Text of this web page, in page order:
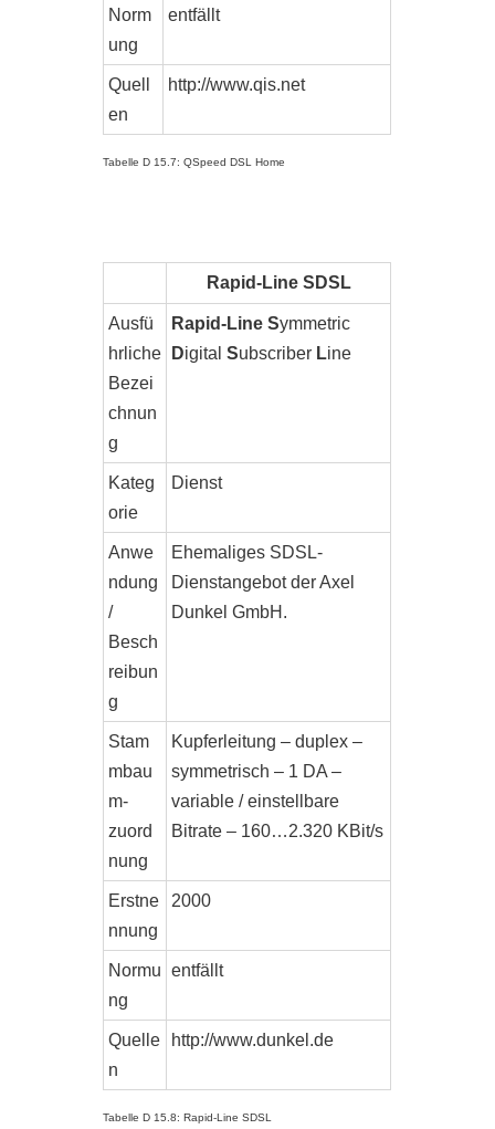
Norm
ung
entfällt
Quell
en
http://www.qis.net
Tabelle D 15.7: QSpeed DSL Home
Rapid-Line SDSL
Ausfü
hrliche
Bezei
chnun
g
Rapid-Line Symmetric
DigitalSubscriber Line
Kateg
orie
Dienst
Anwe
ndung
/
Besch
reibun
g
Ehemaliges SDSL-
Dienstangebot der Axel
Dunkel GmbH.
Stam
mbau
m-
zuord
nung
Kupferleitung – duplex –
symmetrisch – 1 DA –
variable / einstellbare
Bitrate – 160…2.320 KBit/s
Erstne
nnung
2000
Normu
ng
entfällt
Quelle
n
http://www.dunkel.de
Tabelle D 15.8: Rapid-Line SDSL